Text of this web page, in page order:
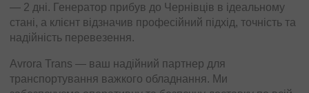
— 2 дні. Генератор прибув до Чернівців в ідеальному
стані, а клієнт відзначив професійний підхід, точність та
надійність перевезення.
Avrora Trans — ваш надійний партнер для
транспортування важкого обладнання. Ми